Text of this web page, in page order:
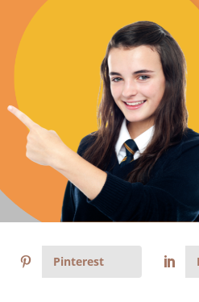
Pinterest